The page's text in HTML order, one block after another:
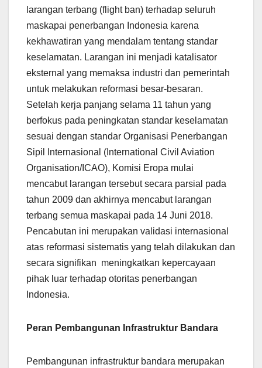
larangan terbang (flight ban) terhadap seluruh
maskapai penerbangan Indonesia karena
kekhawatiran yang mendalam tentang standar
keselamatan. Larangan ini menjadi katalisator
eksternal yang memaksa industri dan pemerintah
untuk melakukan reformasi besar-besaran.
Setelah kerja panjang selama 11 tahun yang
berfokus pada peningkatan standar keselamatan
sesuai dengan standar Organisasi Penerbangan
Sipil Internasional (International Civil Aviation
Organisation/ICAO), Komisi Eropa mulai
mencabut larangan tersebut secara parsial pada
tahun 2009 dan akhirnya mencabut larangan
terbang semua maskapai pada 14 Juni 2018.
Pencabutan ini merupakan validasi internasional
atas reformasi sistematis yang telah dilakukan dan
secara signifikan meningkatkan kepercayaan
pihak luar terhadap otoritas penerbangan
Indonesia.
Peran Pembangunan Infrastruktur Bandara
Pembangunan infrastruktur bandara merupakan